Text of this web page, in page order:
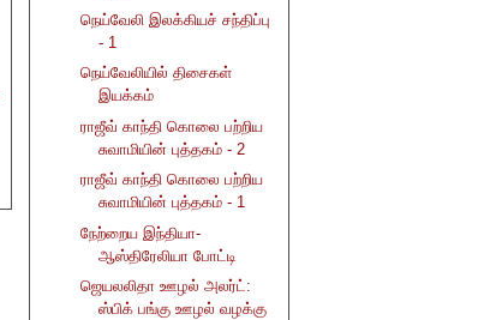
நெய்வேலி இலக்கியச் சந்திப்பு
- 1
நெய்வேலியில் திசைகள்
இயக்கம்
ராஜீவ் காந்தி கொலை பற்றிய
சுவாமியின் புத்தகம் - 2
ராஜீவ் காந்தி கொலை பற்றிய
சுவாமியின் புத்தகம் - 1
நேற்றைய இந்தியா-
ஆஸ்திரேலியா போட்டி
ஜெயலலிதா ஊழல் அலர்ட்:
ஸ்பிக் பங்கு ஊழல் வழக்கு